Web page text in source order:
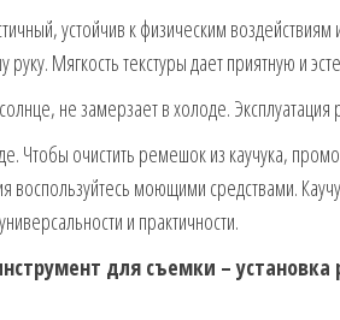
устойчив к физическим
Мягкость текстуры дает приятную и
не замерзает в холоде.
Чтобы очистить ремешок из каучука,
воспользуйтесь моющими средствами.
и практичности.
для съемки –